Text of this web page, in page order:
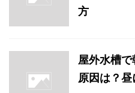
方
屋外水槽
原因は？